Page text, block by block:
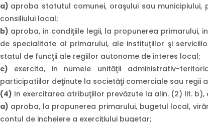
a) aproba statutul comunei, oraşului sau
consiliului local;
b) aproba, in condiţiile legii, la propunerea primarului,
de specialitate al primarului, ale instituţiilor şi
statul de funcţii ale regiilor autonome de interes local;
c) exercita, in numele unităţii administrativ-
participatiilor deţinute la societăţi comerciale sau regii
(4) In exercitarea atribuţiilor prevăzute la alin. (2) lit. b),
a) aproba, la propunerea primarului, bugetul local,
contul de incheiere a exerciţiului bugetar;